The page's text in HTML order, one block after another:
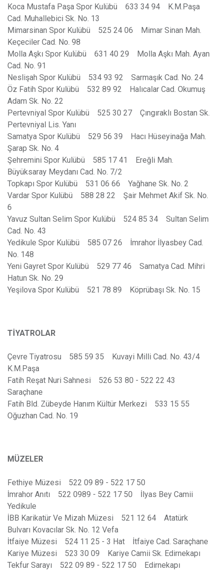
Koca Mustafa Paşa Spor Kulübü 633 34 94 K.M.Paşa
Cad. Muhallebici Sk. No. 13
Mimarsinan Spor Kulübü 525 24 06 Mimar Sinan Mah.
Keçeciler Cad. No. 98
Molla Aşkı Spor Kulübü 631 40 29 Molla Aşkı Mah. Ayan
Cad. No. 91
Neslişah Spor Kulübü 534 93 92 Sarmaşık Cad. No. 24
Öz Fatih Spor Kulübü 532 89 92 Halıcalar Cad. Okumuş
Adam Sk. No. 22
Pertevniyal Spor Kulübü 525 30 27 Çıngıraklı Bostan Sk.
Pertevniyal Lis. Yanı
Samatya Spor Kulübü 529 56 39 Hacı Hüseyinağa Mah.
Şarap Sk. No. 4
Şehremini Spor Kulübü 585 17 41 Ereğli Mah.
Büyüksaray Meydanı Cad. No. 7/2
Topkapı Spor Kulübü 531 06 66 Yağhane Sk. No. 2
Vardar Spor Kulübü 588 28 22 Şair Mehmet Akif Sk. No.
6
Yavuz Sultan Selim Spor Kulübü 524 85 34 Sultan Selim
Cad. No. 43
Yedikule Spor Kulübü 585 07 26 İmrahor İlyasbey Cad.
No. 148
Yeni Gayret Spor Kulübü 529 77 46 Samatya Cad. Mihri
Hatun Sk. No. 29
Yeşilova Spor Kulübü 521 78 89 Köprübaşı Sk. No. 15
TİYATROLAR
Çevre Tiyatrosu 585 59 35 Kuvayi Milli Cad. No. 43/4
K.M.Paşa
Fatih Reşat Nuri Sahnesi 526 53 80 - 522 22 43
Saraçhane
Fatih Bld. Zübeyde Hanım Kültür Merkezi 533 15 55
Oğuzhan Cad. No. 19
MÜZELER
Fethiye Müzesi 522 09 89 - 522 17 50
İmrahor Anıtı 522 0989 - 522 17 50 İlyas Bey Camii
Yedikule
İBB Karikatür Ve Mizah Müzesi 521 12 64 Atatürk
Bulvarı Kovacılar Sk. No. 12 Vefa
İtfaiye Müzesi 524 11 25 - 3 Hat İtfaiye Cad. Saraçhane
Kariye Müzesi 523 30 09 Kariye Camii Sk. Edirnekapı
Tekfur Sarayı 522 09 89 - 522 17 50 Edirnekapı